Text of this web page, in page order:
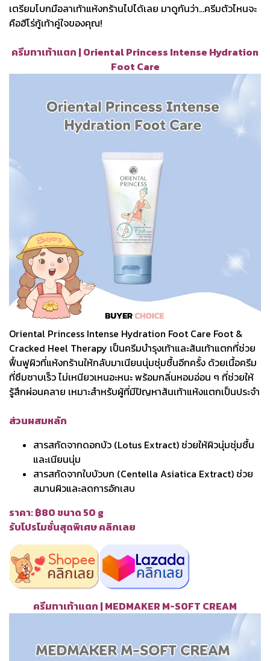
เตรียมโบกมือลาเท้าแห้งกร้านไปได้เลย มาดูกันว่า...ครีมตัวไหนจะ
คือฮีโร่กู้เท้าคู่ใจของคุณ!
ครีมทาเท้าแตก | Oriental Princess Intense Hydration
Foot Care
Oriental Princess Intense Hydration Foot Care Foot &
Cracked Heel Therapy เป็นครีมบำรุงเท้าและส้นเท้าแตกที่ช่วย
ฟื้นฟูผิวที่แห้งกร้านให้กลับมาเนียนนุ่มชุ่มชื้นอีกครั้ง ด้วยเนื้อครีม
ที่ซึมซาบเร็ว ไม่เหนียวเหนอะหนะ พร้อมกลิ่นหอมอ่อน ๆ ที่ช่วยให้
รู้สึกผ่อนคลาย เหมาะสำหรับผู้ที่มีปัญหาส้นเท้าแห้งแตกเป็นประจำ
ส่วนผสมหลัก
สารสกัดจากดอกบัว (Lotus Extract) ช่วยให้ผิวนุ่มชุ่มชื้น
และเนียนนุ่ม
สารสกัดจากใบบัวบก (Centella Asiatica Extract) ช่วย
สมานผิวและลดการอักเสบ
ราคา: ฿80 ขนาด 50 g
รับโปรโมชั่นสุดพิเศษ คลิกเลย
ครีมทาเท้าแตก | MEDMAKER M-SOFT CREAM